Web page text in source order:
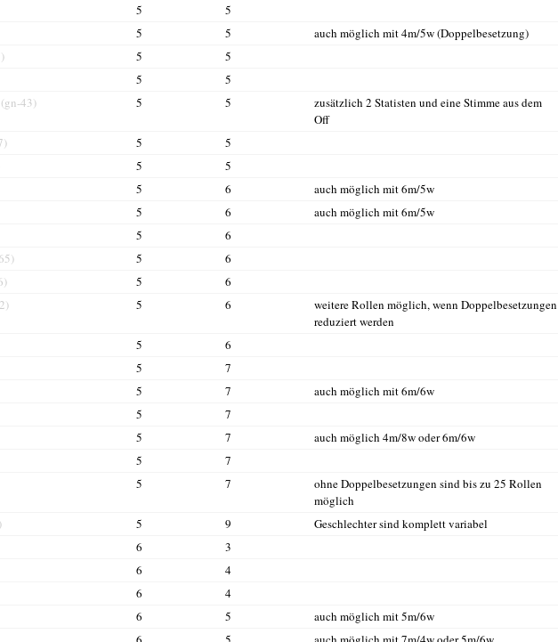
5 5
5 5 auch möglich mit 4m/5w (Doppelbesetzung)
5 5
5 5
(gn-43) 5 5
zusätzlich 2 Statisten und eine Stimme aus dem
Off
5 5
5 5
5 6 auch möglich mit 6m/5w
5 6 auch möglich mit 6m/5w
5 6
5 6
5 6
5 6
weitere Rollen möglich, wenn Doppelbesetzungen
reduziert werden
5 6
5 7
5 7 auch möglich mit 6m/6w
5 7
5 7 auch möglich 4m/8w oder 6m/6w
5 7
5 7
ohne Doppelbesetzungen sind bis zu 25 Rollen
möglich
5 9 Geschlechter sind komplett variabel
6 3
6 4
6 4
6 5 auch möglich mit 5m/6w